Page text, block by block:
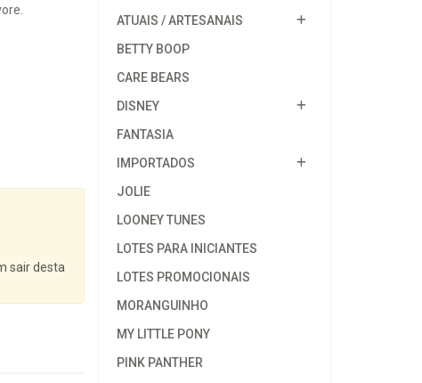
sair desta
ATUAIS / ARTESANAIS
BETTY BOOP
CARE BEARS
DISNEY
FANTASIA
IMPORTADOS
JOLIE
LOONEY TUNES
LOTES PARA INICIANTES
LOTES PROMOCIONAIS
MORANGUINHO
MY LITTLE PONY
PINK PANTHER